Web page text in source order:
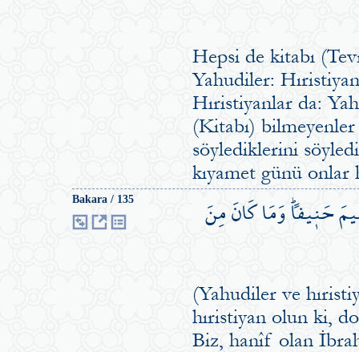
Hepsi de kitabı
Yahudiler:
Hıristiyanlar da:
(Kitabı)
söylediklerini
kıyamet günü onlar
Bakara / 135 حَن۪يفاًۜ وَمَا كَانَ مِنَ
(Yahudiler ve
hıristiyan olun ki,
Biz, hanîf olan